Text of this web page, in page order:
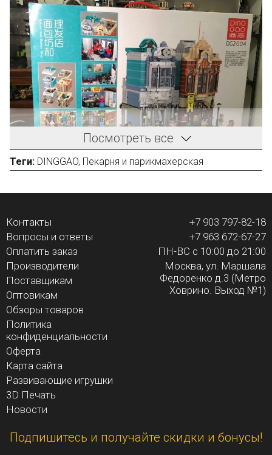
ПЕРЕЙТИ В ФОТООБЗОР
Посмотреть все
Теги: DINGGAO, Пекарня и парикмахерская
Контакты
Вопросы и ответы
Оплатить заказ
Производители
Поставщикам
Оптовикам
Обзоры товаров
Политика
конфиденциальности
Оферта
Карта сайта
Развивающие игрушки
3D Печать
Новости
+7 903 797-82-18
+7 963 672-67-27
ПН-ВС с 10:00 до 21:00
Москва, ул. Маршала
Федоренко д.3 (Метро
Ховрино. Выход №1)
Подпишитесь и получайте скидки и бонусы!